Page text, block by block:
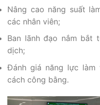
Nâng cao năng suất
các nhân viên;
Ban lãnh đạo nắm bắt
dịch;
Đánh giá năng lực làm
cách công bằng.